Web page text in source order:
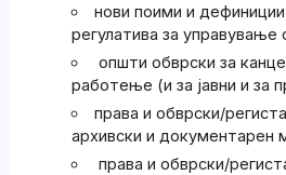
нови поими и
регулатива за
општи обврски за
работење (и за јавни и за
права и обврски/
архивски и документарен
права и обврски/